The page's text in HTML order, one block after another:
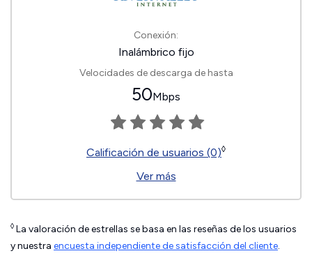
Conexión:
Inalámbrico fijo
Velocidades de descarga de hasta
50Mbps
Calificación de usuarios (0)◊
Ver más
◊ La valoración de estrellas se basa en las reseñas de los usuarios
y nuestra encuesta independiente de satisfacción del cliente.